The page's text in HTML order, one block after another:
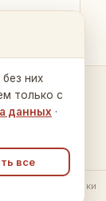
Настройки
них
только с
данных ·
все